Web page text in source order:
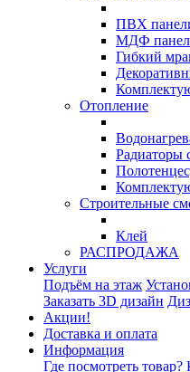
ПВХ
МДФ
Гибкий
Отопление
Радиаторы
Строительные
Клей
РАСПРОДАЖА
Услуги
Подъём на этаж
Заказать 3D дизайн
Акции!
Доставка и оплата
Информация
Где посмотреть товар?